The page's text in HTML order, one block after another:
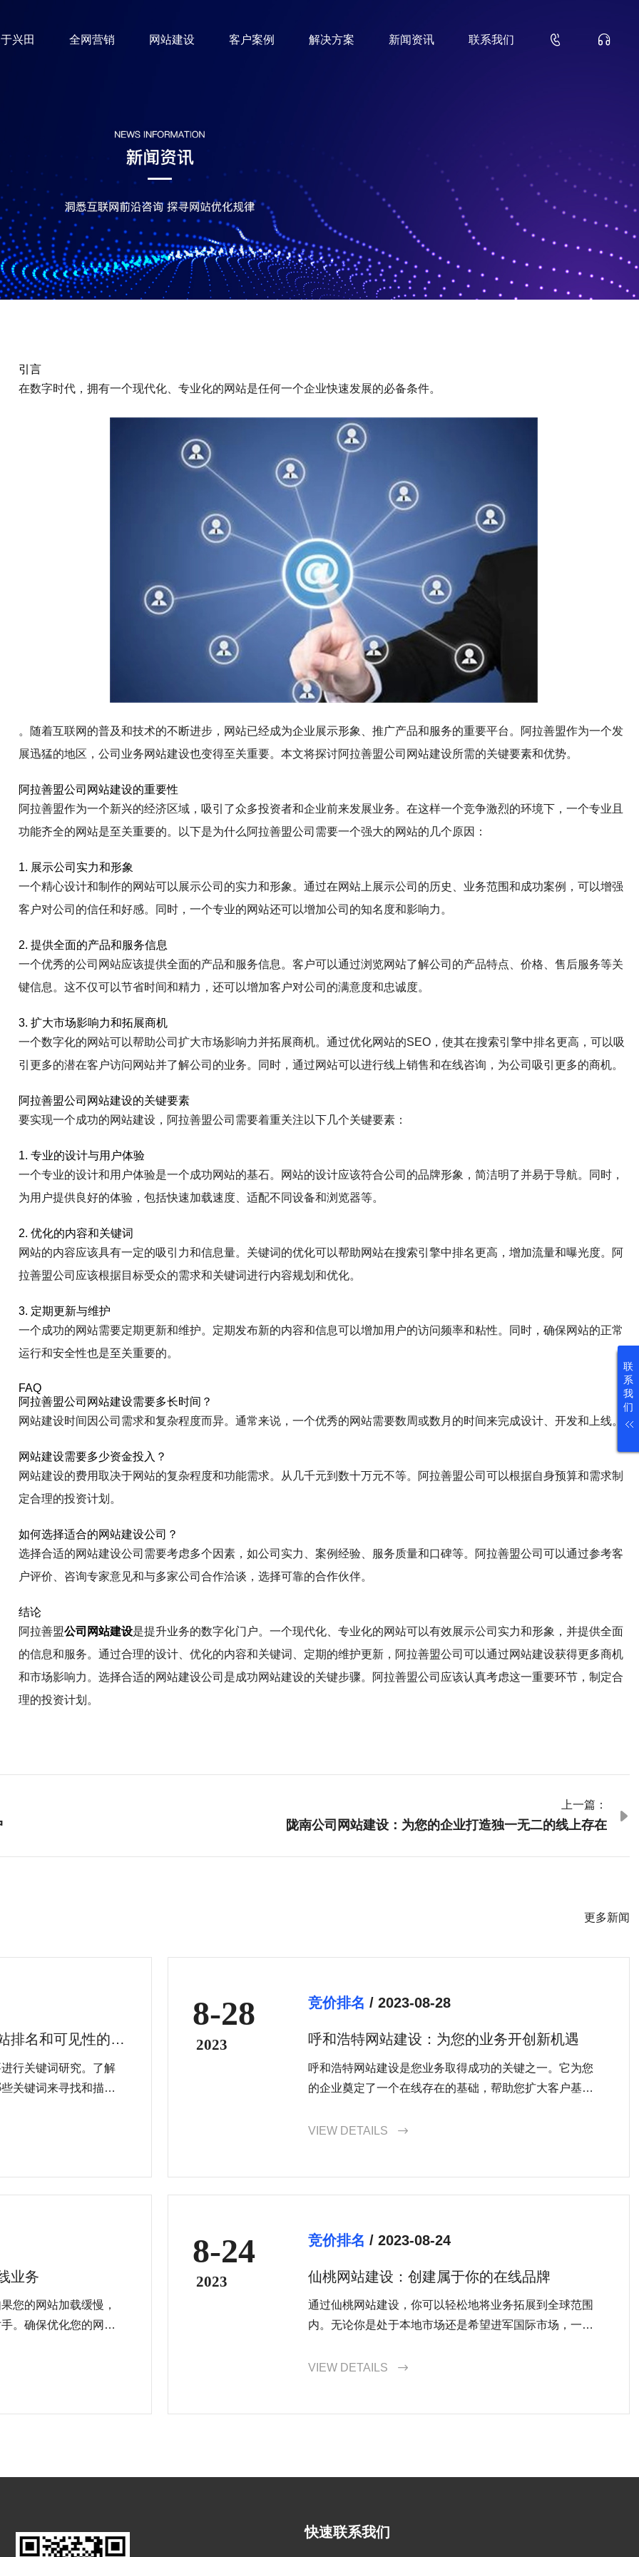
兴田 全网营销 网站建设 客户案例 解决方案 新闻资讯 联系我们  
联
系
我
们
引言
在数字时代，拥有一个现代化、专业化的网站是任何一个企业快速发展的必备条件。
。随着互联网的普及和技术的不断进步，网站已经成为企业展示形象、推广产品和服务的重要平台。阿拉善盟作为一个发
展迅猛的地区，公司业务网站建设也变得至关重要。本文将探讨阿拉善盟公司网站建设所需的关键要素和优势。
阿拉善盟公司网站建设的重要性
阿拉善盟作为一个新兴的经济区域，吸引了众多投资者和企业前来发展业务。在这样一个竞争激烈的环境下，一个专业且
功能齐全的网站是至关重要的。以下是为什么阿拉善盟公司需要一个强大的网站的几个原因：
1. 展示公司实力和形象
一个精心设计和制作的网站可以展示公司的实力和形象。通过在网站上展示公司的历史、业务范围和成功案例，可以增强
客户对公司的信任和好感。同时，一个专业的网站还可以增加公司的知名度和影响力。
2. 提供全面的产品和服务信息
一个优秀的公司网站应该提供全面的产品和服务信息。客户可以通过浏览网站了解公司的产品特点、价格、售后服务等关
键信息。这不仅可以节省时间和精力，还可以增加客户对公司的满意度和忠诚度。
3. 扩大市场影响力和拓展商机
一个数字化的网站可以帮助公司扩大市场影响力并拓展商机。通过优化网站的SEO，使其在搜索引擎中排名更高，可以吸
引更多的潜在客户访问网站并了解公司的业务。同时，通过网站可以进行线上销售和在线咨询，为公司吸引更多的商机。
阿拉善盟公司网站建设的关键要素
要实现一个成功的网站建设，阿拉善盟公司需要着重关注以下几个关键要素：
1. 专业的设计与用户体验
一个专业的设计和用户体验是一个成功网站的基石。网站的设计应该符合公司的品牌形象，简洁明了并易于导航。同时，
为用户提供良好的体验，包括快速加载速度、适配不同设备和浏览器等。
2. 优化的内容和关键词
网站的内容应该具有一定的吸引力和信息量。关键词的优化可以帮助网站在搜索引擎中排名更高，增加流量和曝光度。阿
拉善盟公司应该根据目标受众的需求和关键词进行内容规划和优化。
3. 定期更新与维护
一个成功的网站需要定期更新和维护。定期发布新的内容和信息可以增加用户的访问频率和粘性。同时，确保网站的正常
运行和安全性也是至关重要的。
FAQ
阿拉善盟公司网站建设需要多长时间？
网站建设时间因公司需求和复杂程度而异。通常来说，一个优秀的网站需要数周或数月的时间来完成设计、开发和上线。
网站建设需要多少资金投入？
网站建设的费用取决于网站的复杂程度和功能需求。从几千元到数十万元不等。阿拉善盟公司可以根据自身预算和需求制
定合理的投资计划。
如何选择适合的网站建设公司？
选择合适的网站建设公司需要考虑多个因素，如公司实力、案例经验、服务质量和口碑等。阿拉善盟公司可以通过参考客
户评价、咨询专家意见和与多家公司合作洽谈，选择可靠的合作伙伴。
结论
阿拉善盟公司网站建设是提升业务的数字化门户。一个现代化、专业化的网站可以有效展示公司实力和形象，并提供全面
的信息和服务。通过合理的设计、优化的内容和关键词、定期的维护更新，阿拉善盟公司可以通过网站建设获得更多商机
和市场影响力。选择合适的网站建设公司是成功网站建设的关键步骤。阿拉善盟公司应该认真考虑这一重要环节，制定合
理的投资计划。
上一篇：
陇南公司网站建设：为您的企业打造独一无二的线上存在

更多新闻
排名和可见性的关
行关键词研究。了解
关键词来寻找和描述
8-28
2023
竞价排名 / 2023-08-28
呼和浩特网站建设：为您的业务开创新机遇
呼和浩特网站建设是您业务取得成功的关键之一。它为您
的企业奠定了一个在线存在的基础，帮助您扩大客户基
提供支持。选择一家有经验、专业且懂得进行搜索引擎优
VIEW DETAILS 
业务
您的网站加载缓慢，
。确保优化您的网站
8-24
2023
竞价排名 / 2023-08-24
仙桃网站建设：创建属于你的在线品牌
通过仙桃网站建设，你可以轻松地将业务拓展到全球范围
内。无论你是处于本地市场还是希望进军国际市场，一个
并扩大你的市场份额。
VIEW DETAILS 
快速联系我们